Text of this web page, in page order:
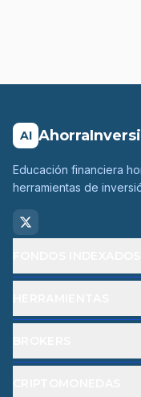
AI
Educación financiera
herramientas de